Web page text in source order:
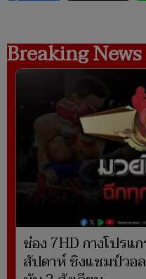
Breaking News
ช่อง 7HD กางโปร
สัปดาห์ ชิงแชมป์วอ